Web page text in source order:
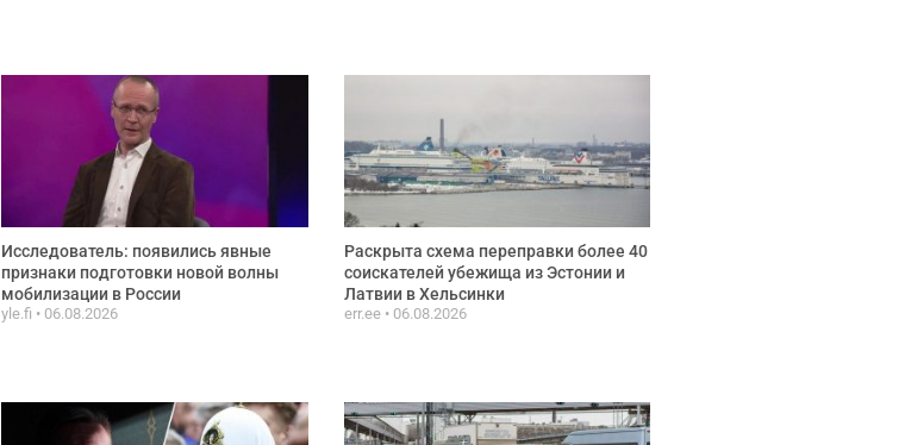
Исследователь: появились явные
признаки подготовки новой волны
мобилизации в России
yle.fi 06.08.2026
Раскрыта схема переправки более 40
соискателей убежища из Эстонии и
Латвии в Хельсинки
err.ee 06.08.2026